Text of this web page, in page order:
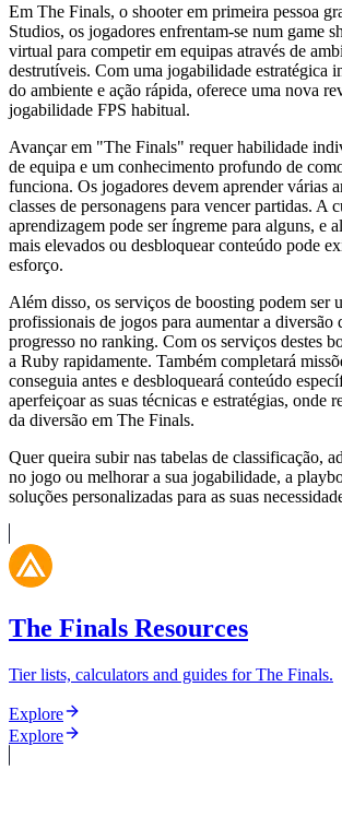
Em The Finals, o shooter em primeira pessoa
Studios, os jogadores enfrentam-se num game
virtual para competir em equipas através de
destrutíveis. Com uma jogabilidade estratégica
do ambiente e ação rápida, oferece uma nova
jogabilidade FPS habitual.
Avançar em "The Finals" requer habilidade
de equipa e um conhecimento profundo de
funciona. Os jogadores devem aprender várias
classes de personagens para vencer partidas. A
aprendizagem pode ser íngreme para alguns, e
mais elevados ou desbloquear conteúdo pode
esforço.
Além disso, os serviços de boosting podem ser
profissionais de jogos para aumentar a diversão
progresso no ranking. Com os serviços destes
a Ruby rapidamente. Também completará
conseguia antes e desbloqueará conteúdo
aperfeiçoar as suas técnicas e estratégias, onde
da diversão em The Finals.
Quer queira subir nas tabelas de classificação,
no jogo ou melhorar a sua jogabilidade, a
soluções personalizadas para as suas
The Finals Resources
Tier lists, calculators and guides for The Finals.
Explore
Explore